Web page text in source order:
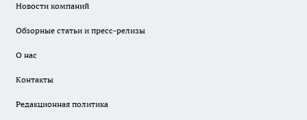
Новости компаний
Обзорные статьи и пресс-релизы
О нас
Контакты
Редакционная политика